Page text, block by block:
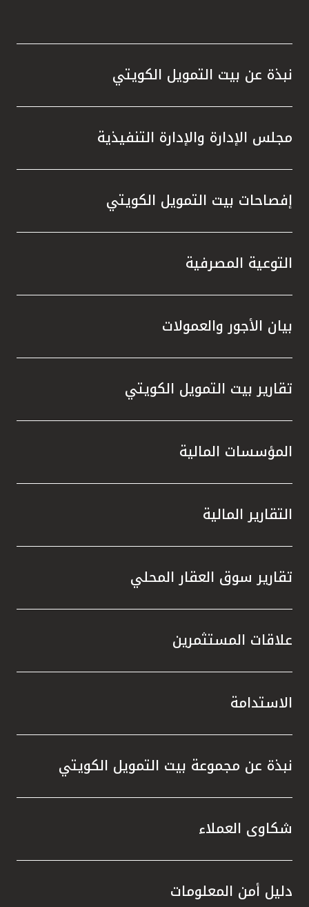
نبذة عن بيت التمويل الكويتي
مجلس الإدارة والإدارة التنفيذية
إفصاحات بيت التمويل الكويتي
التوعية المصرفية
بيان الأجور والعمولات
تقارير بيت التمويل الكويتي
المؤسسات المالية
التقارير المالية
تقارير سوق العقار المحلي
علاقات المستثمرين
الاستدامة
نبذة عن مجموعة بيت التمويل الكويتي
شكاوى العملاء
دليل أمن المعلومات